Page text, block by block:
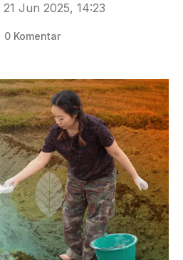
21 Jun 2025, 14:23
0Komentar